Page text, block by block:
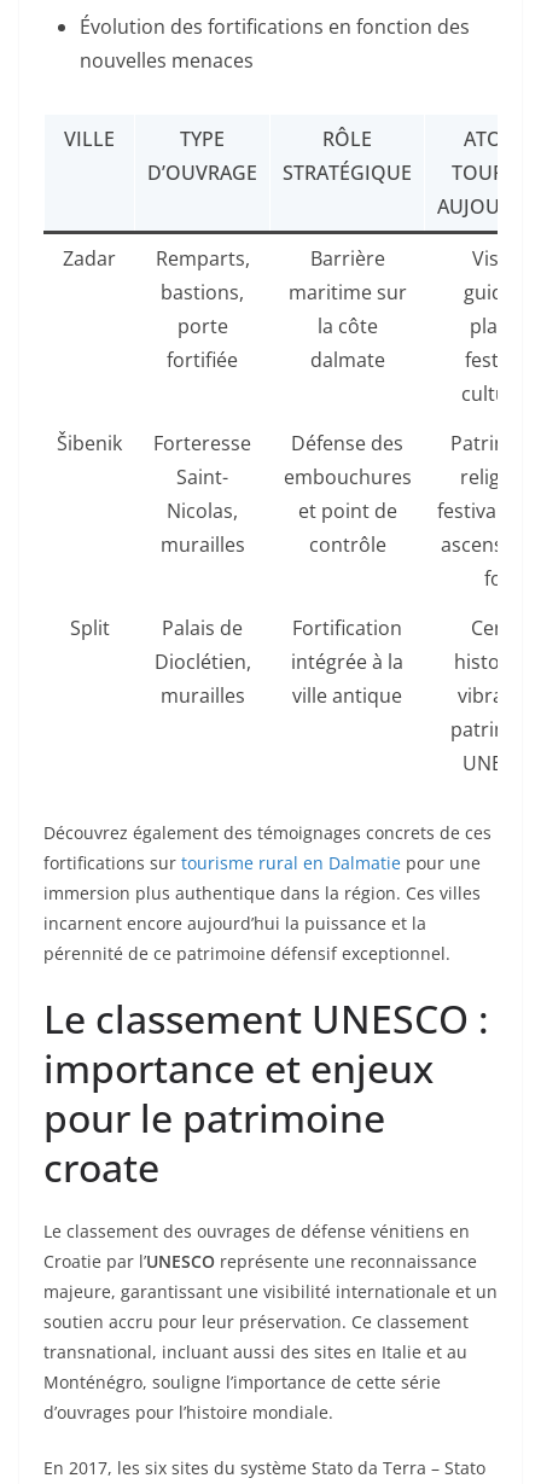
Évolution des fortifications en fonction des
nouvelles menaces
VILLE
TYPE
D’OUVRAGE
RÔLE
STRATÉGIQUE
ATOUTS
Zadar
Remparts,
bastions,
porte
fortifiée
Barrière
maritime sur
la côte
dalmate
Visites
guidées,
plages,
festivals
culturels
Šibenik
Forteresse
Saint-
Nicolas,
murailles
Défense des
embouchures
et point de
contrôle
religieux,
festivals
ascension
fort
Split
Palais de
Dioclétien,
murailles
Fortification
intégrée à la
ville antique
Centre
vibrant
UNESCO
Découvrez également des témoignages concrets de ces
fortifications sur tourisme rural en Dalmatie pour une
immersion plus authentique dans la région. Ces villes
incarnent encore aujourd’hui la puissance et la
pérennité de ce patrimoine défensif exceptionnel.
Le classement UNESCO :
importance et enjeux
pour le patrimoine
croate
Le classement des ouvrages de défense vénitiens en
Croatie par l’UNESCO représente une reconnaissance
majeure, garantissant une visibilité internationale et un
soutien accru pour leur préservation. Ce classement
transnational, incluant aussi des sites en Italie et au
Monténégro, souligne l’importance de cette série
d’ouvrages pour l’histoire mondiale.
En 2017, les six sites du système Stato da Terra – Stato